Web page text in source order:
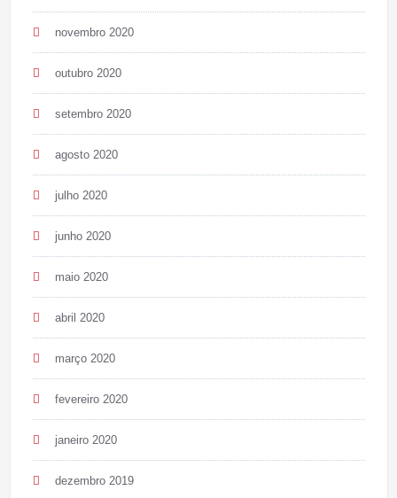
novembro 2020
outubro 2020
setembro 2020
agosto 2020
julho 2020
junho 2020
maio 2020
abril 2020
março 2020
fevereiro 2020
janeiro 2020
dezembro 2019